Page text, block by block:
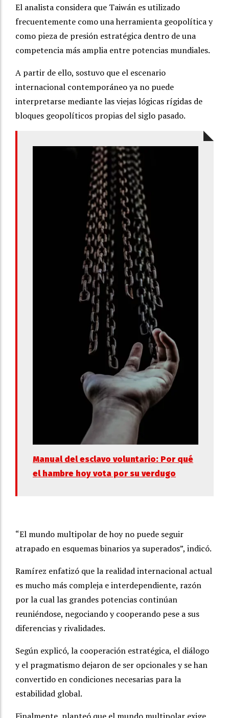
El analista considera que Taiwán es utilizado
frecuentemente como una herramienta geopolítica y
como pieza de presión estratégica dentro de una
competencia más amplia entre potencias mundiales.
A partir de ello, sostuvo que el escenario
internacional contemporáneo ya no puede
interpretarse mediante las viejas lógicas rígidas de
bloques geopolíticos propias del siglo pasado.
Manual del esclavo voluntario: Por qué
el hambre hoy vota por su verdugo
“El mundo multipolar de hoy no puede seguir
atrapado en esquemas binarios ya superados”, indicó.
Ramírez enfatizó que la realidad internacional actual
es mucho más compleja e interdependiente, razón
por la cual las grandes potencias continúan
reuniéndose, negociando y cooperando pese a sus
diferencias y rivalidades.
Según explicó, la cooperación estratégica, el diálogo
y el pragmatismo dejaron de ser opcionales y se han
convertido en condiciones necesarias para la
estabilidad global.